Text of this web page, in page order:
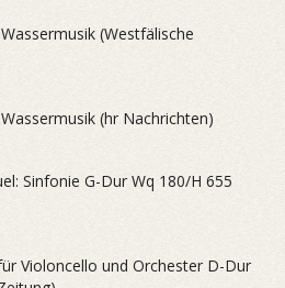
(Westfälische
(hr Nachrichten)
Sinfonie G-Dur Wq 180/H 655
Violoncello und Orchester D-Dur